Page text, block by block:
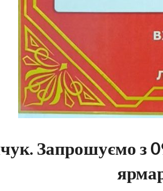
Запрошуємо з